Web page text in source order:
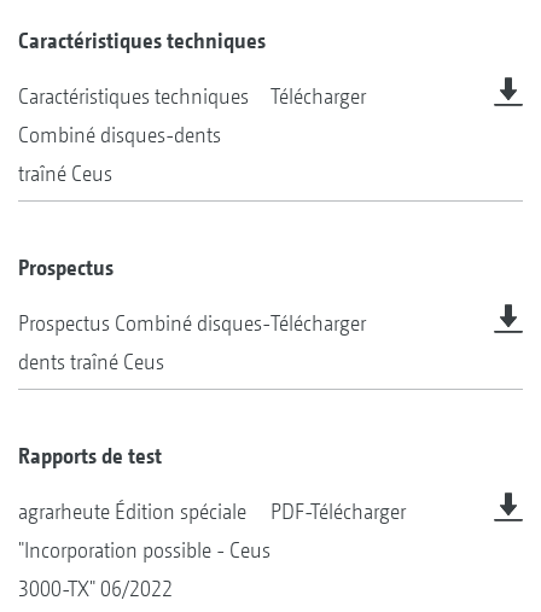
Caractéristiques techniques
Caractéristiques techniques
Combiné disques-dents
traîné Ceus
Télécharger
Prospectus
Prospectus Combiné disques-
dents traîné Ceus
Télécharger
Rapports de test
agrarheute Édition spéciale
"Incorporation possible - Ceus
3000-TX" 06/2022
PDF-Télécharger